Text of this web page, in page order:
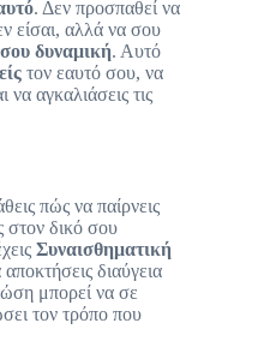
. Δεν προσπαθεί να
είσαι, αλλά να σου
δυναμική. Αυτό
τον εαυτό σου, να
αγκαλιάσεις τις
πώς να παίρνεις
στον δικό σου
Συναισθηματική
αποκτήσεις διαύγεια
μπορεί να σε
τον τρόπο που